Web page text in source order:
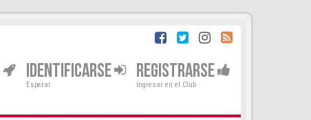
IDENTIFICARSE
Esperar
REGISTRARSE
Ingresar en el Club